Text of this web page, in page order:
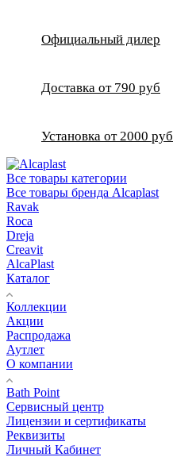
Официальный дилер
Доставка от 790 руб
Установка от 2000 руб
Все товары категории
Все товары бренда Alcaplast
Ravak
Roca
Dreja
Creavit
AlcaPlast
Каталог
Коллекции
Акции
Распродажа
Аутлет
О компании
Bath Point
Сервисный центр
Лицензии и сертификаты
Реквизиты
Личный Кабинет